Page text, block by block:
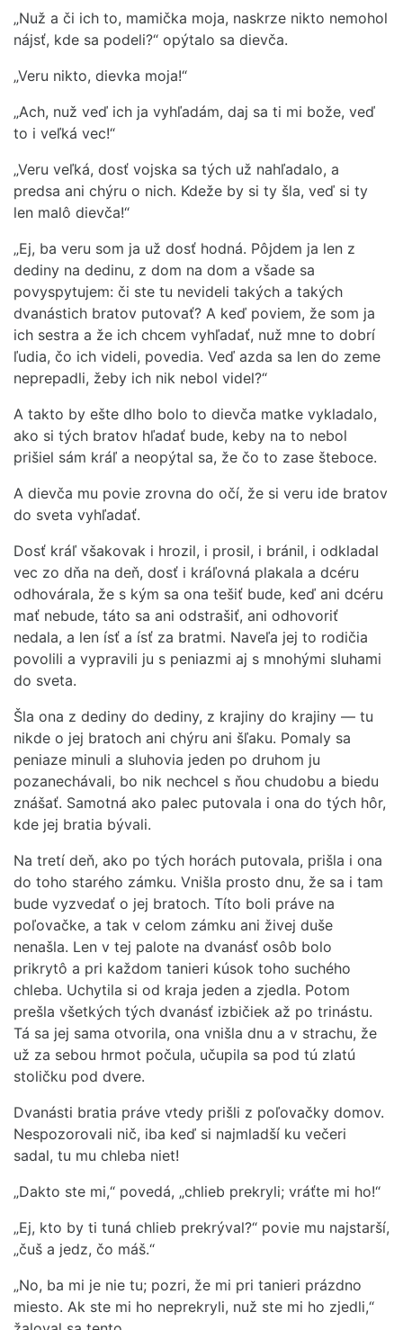
„Nuž a či ich to, mamička moja, naskrze nikto nemohol
nájsť, kde sa podeli?“ opýtalo sa dievča.
„Veru nikto, dievka moja!“
„Ach, nuž veď ich ja vyhľadám, daj sa ti mi bože, veď
to i veľká vec!“
„Veru veľká, dosť vojska sa tých už nahľadalo, a
predsa ani chýru o nich. Kdeže by si ty šla, veď si ty
len malô dievča!“
„Ej, ba veru som ja už dosť hodná. Pôjdem ja len z
dediny na dedinu, z dom na dom a všade sa
povyspytujem: či ste tu nevideli takých a takých
dvanástich bratov putovať? A keď poviem, že som ja
ich sestra a že ich chcem vyhľadať, nuž mne to dobrí
ľudia, čo ich videli, povedia. Veď azda sa len do zeme
neprepadli, žeby ich nik nebol videl?“
A takto by ešte dlho bolo to dievča matke vykladalo,
ako si tých bratov hľadať bude, keby na to nebol
prišiel sám kráľ a neopýtal sa, že čo to zase šteboce.
A dievča mu povie zrovna do očí, že si veru ide bratov
do sveta vyhľadať.
Dosť kráľ všakovak i hrozil, i prosil, i bránil, i odkladal
vec zo dňa na deň, dosť i kráľovná plakala a dcéru
odhovárala, že s kým sa ona tešiť bude, keď ani dcéru
mať nebude, táto sa ani odstrašiť, ani odhovoriť
nedala, a len ísť a ísť za bratmi. Naveľa jej to rodičia
povolili a vypravili ju s peniazmi aj s mnohými sluhami
do sveta.
Šla ona z dediny do dediny, z krajiny do krajiny — tu
nikde o jej bratoch ani chýru ani šľaku. Pomaly sa
peniaze minuli a sluhovia jeden po druhom ju
pozanechávali, bo nik nechcel s ňou chudobu a biedu
znášať. Samotná ako palec putovala i ona do tých hôr,
kde jej bratia bývali.
Na tretí deň, ako po tých horách putovala, prišla i ona
do toho starého zámku. Vnišla prosto dnu, že sa i tam
bude vyzvedať o jej bratoch. Títo boli práve na
poľovačke, a tak v celom zámku ani živej duše
nenašla. Len v tej palote na dvanásť osôb bolo
prikrytô a pri každom tanieri kúsok toho suchého
chleba. Uchytila si od kraja jeden a zjedla. Potom
prešla všetkých tých dvanásť izbičiek až po trinástu.
Tá sa jej sama otvorila, ona vnišla dnu a v strachu, že
už za sebou hrmot počula, učupila sa pod tú zlatú
stoličku pod dvere.
Dvanásti bratia práve vtedy prišli z poľovačky domov.
Nespozorovali nič, iba keď si najmladší ku večeri
sadal, tu mu chleba niet!
„Dakto ste mi,“ povedá, „chlieb prekryli; vráťte mi ho!“
„Ej, kto by ti tuná chlieb prekrýval?“ povie mu najstarší,
„čuš a jedz, čo máš.“
„No, ba mi je nie tu; pozri, že mi pri tanieri prázdno
miesto. Ak ste mi ho neprekryli, nuž ste mi ho zjedli,“